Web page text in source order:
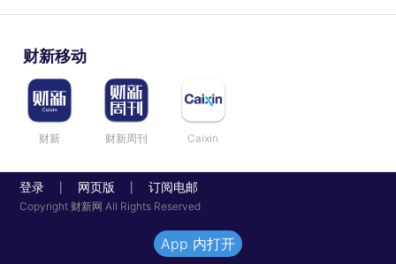
财新移动
财新 财新周刊 Caixin
登录 网页版 订阅电邮
Copyright 财新网 All Rights Reserved
App 内打开